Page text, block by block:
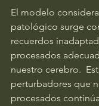
El modelo
patológico surge
recuerdos
procesados
nuestro cerebro.
perturbadores que
procesados